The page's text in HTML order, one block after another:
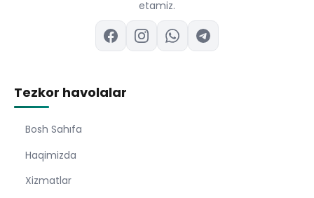
etamiz.
Tezkor havolalar
Bosh Sahıfa
Haqimizda
Xizmatlar